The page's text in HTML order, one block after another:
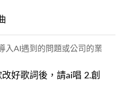
入AI遇到的問題或公司的業
好歌詞後，請ai唱 2.創